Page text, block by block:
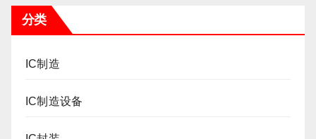
分类
IC制造
IC制造设备